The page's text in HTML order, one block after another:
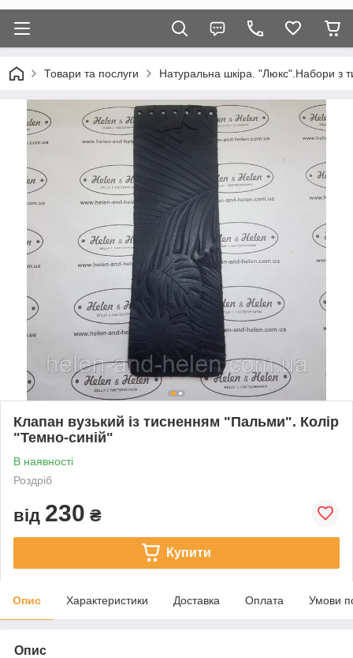
Товари та послуги Натуральна шкіра. "Люкс".Набори з
Клапан вузький із тисненням "Пальми". Колір
"Темно-синій"
В наявності
Роздріб
від 230 ₴
Купити
Опис Характеристики Доставка Оплата Умови
Опис